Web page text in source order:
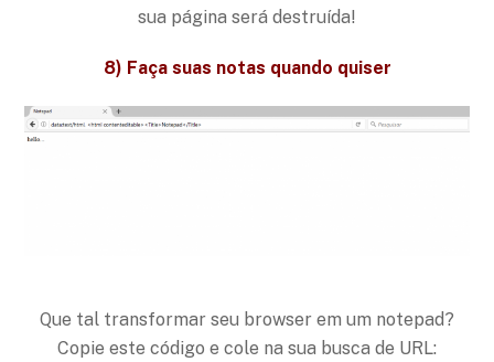
sua página será destruída!
8) Faça suas notas quando quiser
Que tal transformar seu browser em um notepad?
Copie este código e cole na sua busca de URL: